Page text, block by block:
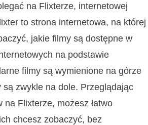
na Flixterze, internetowej
to strona internetowa, na której
jakie filmy są dostępne w
na podstawie
filmy są wymienione na górze
są zwykle na dole. Przeglądając
na Flixterze, możesz łatwo
chcesz zobaczyć, bez